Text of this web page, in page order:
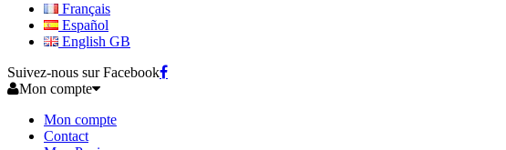
Français
Español
English GB
Suivez-nous sur Facebook
Mon compte
Mon compte
Contact